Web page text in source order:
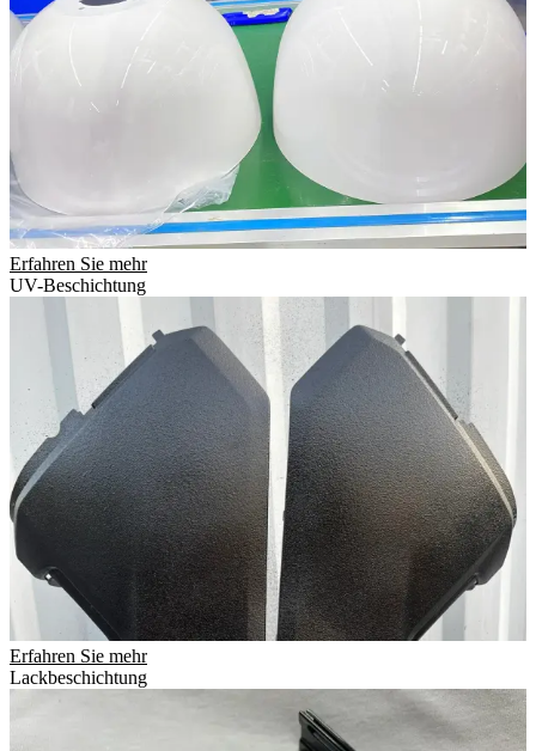
Erfahren Sie mehr
UV-Beschichtung
Erfahren Sie mehr
Lackbeschichtung